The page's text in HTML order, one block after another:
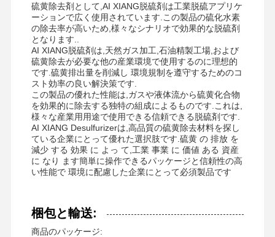
会社案内
見積依頼
酸化鉄Desulfurizer
ディメチラミノエチルメタクリレート
アクリロロキシエチルトリメチルアモニウムクロリド
硫黄除去剤として,AI XIANG脱硫剤は工業脱硫アプリケ
ーションで広く使用されています.この製品の硫化水素
の除去率が高いため,様々なシナリオで効果的な脱硫剤
となります..
AI XIANG脱硫剤は,天然ガス加工,石油精製工場,および
硫黄除去が必要な他の産業環境で使用するのに理想的
です.硫黄排出量を削減し 環境規制を遵守するためのコ
スト効率の良い解決策です.
この製品の優れた性能は,ガスや液体流から硫黄化合物
を効果的に除去する独特の組成によるものです.これは,
様々な産業用用途で使用できる信頼できる脱硫剤です.
AI XIANG Desulfurizerは,高品質の硫黄除去材料を探し
ている企業にとって優れた選択肢です.硫黄 の 排放 を
減少 する 効果 に よっ て,工業 事業 に 価値 ある 資産
に なり ます簡単に操作できるパッケージと信頼性の高
い性能で 環境に配慮した企業にとって必須製品です
梱包と輸送:
商品のパッケージ: